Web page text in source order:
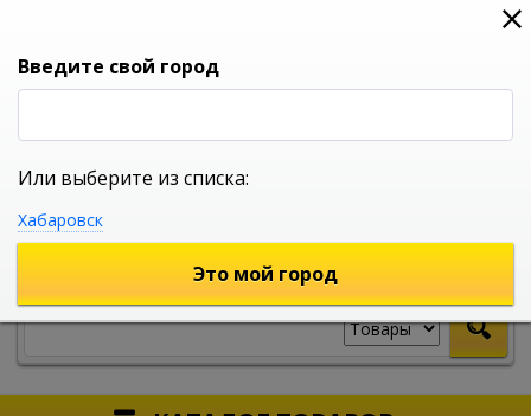
0
УНИВЕРСАЛЬНЫЙ ИНТЕРНЕТ МАГАЗИН
Введите свой город
Или выберите из списка:
Хабаровск
Это мой город